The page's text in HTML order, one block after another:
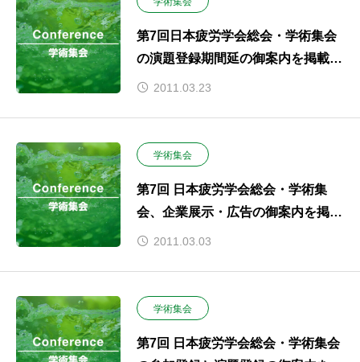
第7回日本疲労学会総会・学術集会
の演題登録期間延の御案内を掲載致
しました
2011.03.23
学術集会
第7回 日本疲労学会総会・学術集
会、企業展示・広告の御案内を掲載
致しました
2011.03.03
学術集会
第7回 日本疲労学会総会・学術集会